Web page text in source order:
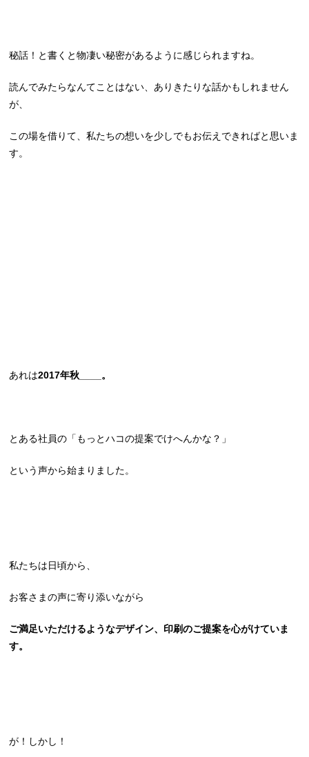
秘話！と書くと物凄い秘密があるように感じられますね。
読んでみたらなんてことはない、ありきたりな話かもしれません
が、
この場を借りて、私たちの想いを少しでもお伝えできればと思いま
す。
あれは2017年秋____。
とある社員の「もっとハコの提案でけへんかな？」
という声から始まりました。
私たちは日頃から、
お客さまの声に寄り添いながら
ご満足いただけるようなデザイン、印刷のご提案を心がけていま
す。
が！しかし！